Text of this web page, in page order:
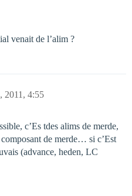
venait de l’alim ?
2011, 4:55
c’Es tdes alims de merde,
de merde… si c’Est
(advance, heden, LC